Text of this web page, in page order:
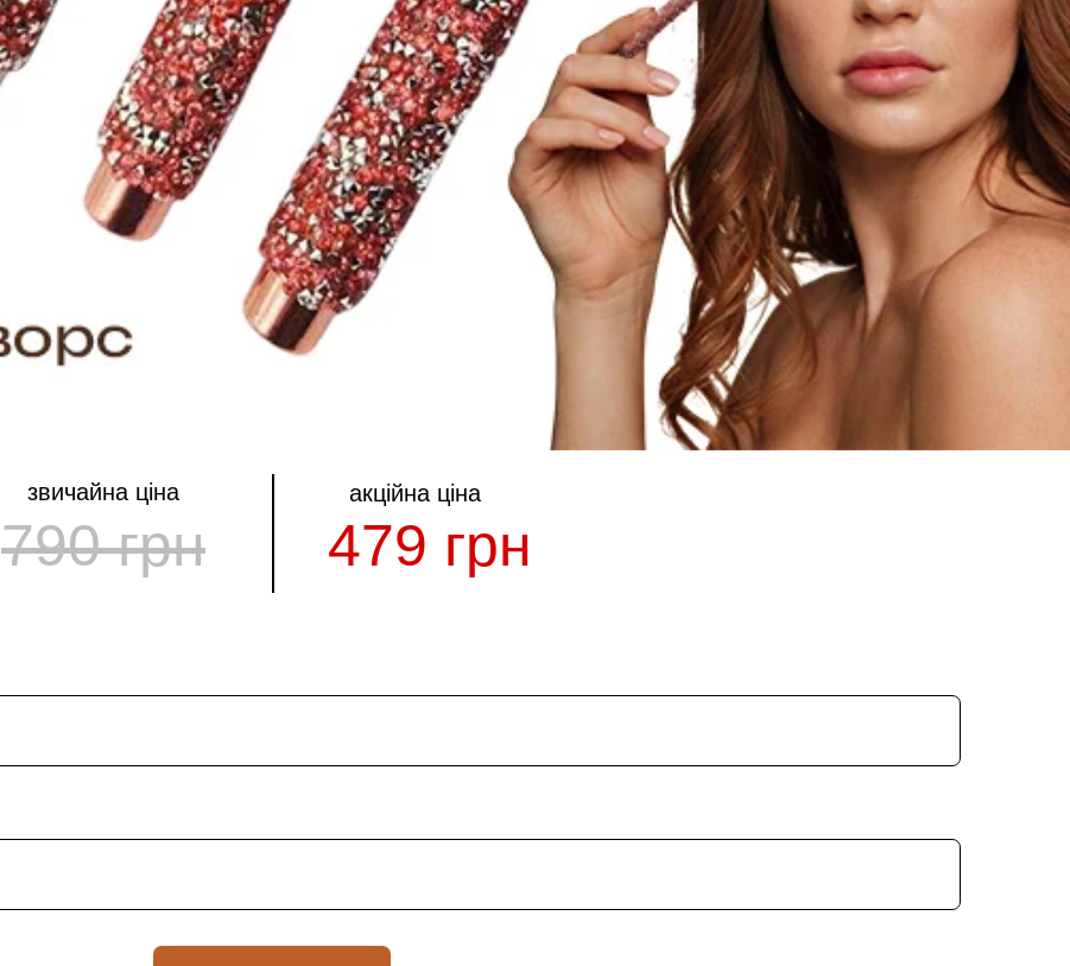
звичайна ціна
790 грн 479 грн
акційна ціна